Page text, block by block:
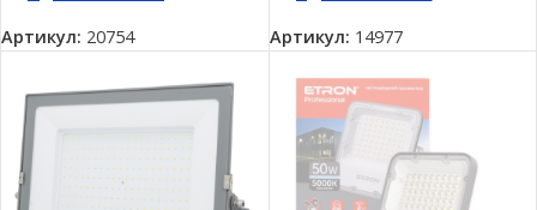
Артикул: 20754 Артикул: 14977